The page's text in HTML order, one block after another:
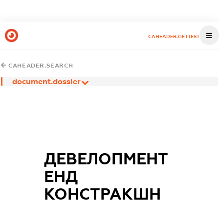
CAHEADER.GETTEST
CAHEADER.SEARCH
document.dossier
ДЕВЕЛОПМЕНТ
ЕНД
КОНСТРАКШН